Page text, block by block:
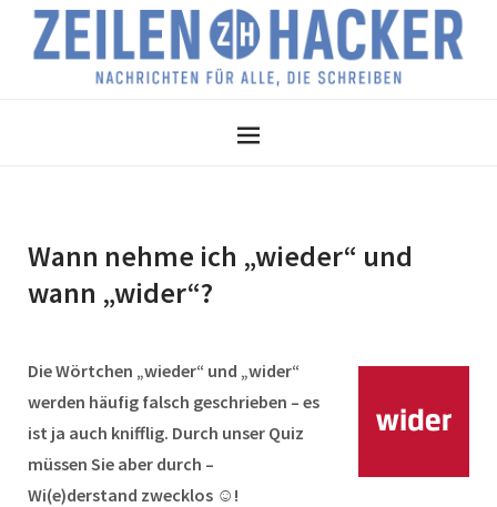
Wann nehme ich „wieder“ und
wann „wider“?
Die Wörtchen „wieder“ und „wider“
werden häufig falsch geschrieben – es
ist ja auch knifflig. Durch unser Quiz
müssen Sie aber durch –
Wi(e)derstand zwecklos ☺!